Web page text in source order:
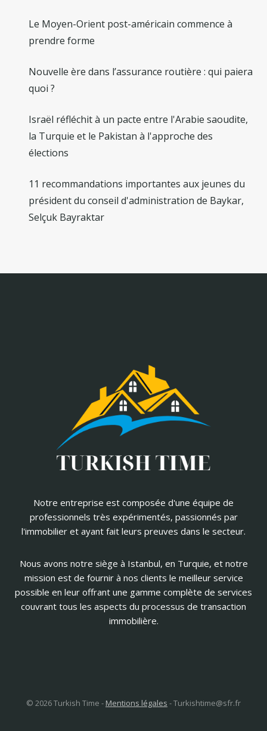
Le Moyen-Orient post-américain commence à
prendre forme
Nouvelle ère dans l’assurance routière : qui paiera
quoi ?
Israël réfléchit à un pacte entre l'Arabie saoudite,
la Turquie et le Pakistan à l'approche des
élections
11 recommandations importantes aux jeunes du
président du conseil d'administration de Baykar,
Selçuk Bayraktar
Notre entreprise est composée d'une équipe de
professionnels très expérimentés, passionnés par
l'immobilier et ayant fait leurs preuves dans le secteur.
Nous avons notre siège à Istanbul, en Turquie, et notre
mission est de fournir à nos clients le meilleur service
possible en leur offrant une gamme complète de services
couvrant tous les aspects du processus de transaction
immobilière.
© 2026 Turkish Time - Mentions légales -Turkishtime@sfr.fr